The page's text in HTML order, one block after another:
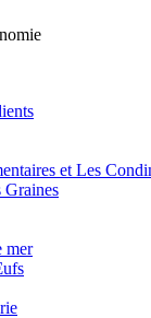
et Les
Graines
mer